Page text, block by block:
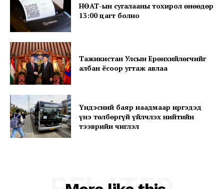
НӨАТ-ын сугалааны тохирол өнөөдөр
13:00 цагт болно
Тажикистан Улсын Ерөнхийлөгчийг
албан ёсоор угтаж авлаа
Үндэсний баяр наадмаар иргэдэд
үнэ төлбөргүй үйлчлэх нийтийн
тээврийн чиглэл